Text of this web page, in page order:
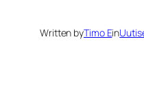
Written byTimo Ein